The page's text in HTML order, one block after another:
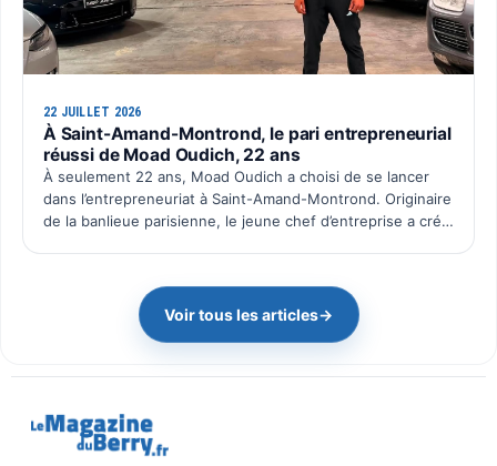
22 JUILLET 2026
À Saint-Amand-Montrond, le pari entrepreneurial
réussi de Moad Oudich, 22 ans
À seulement 22 ans, Moad Oudich a choisi de se lancer
dans l’entrepreneuriat à Saint-Amand-Montrond. Originaire
de la banlieue parisienne, le jeune chef d’entreprise a créé
Voir tous les articles→